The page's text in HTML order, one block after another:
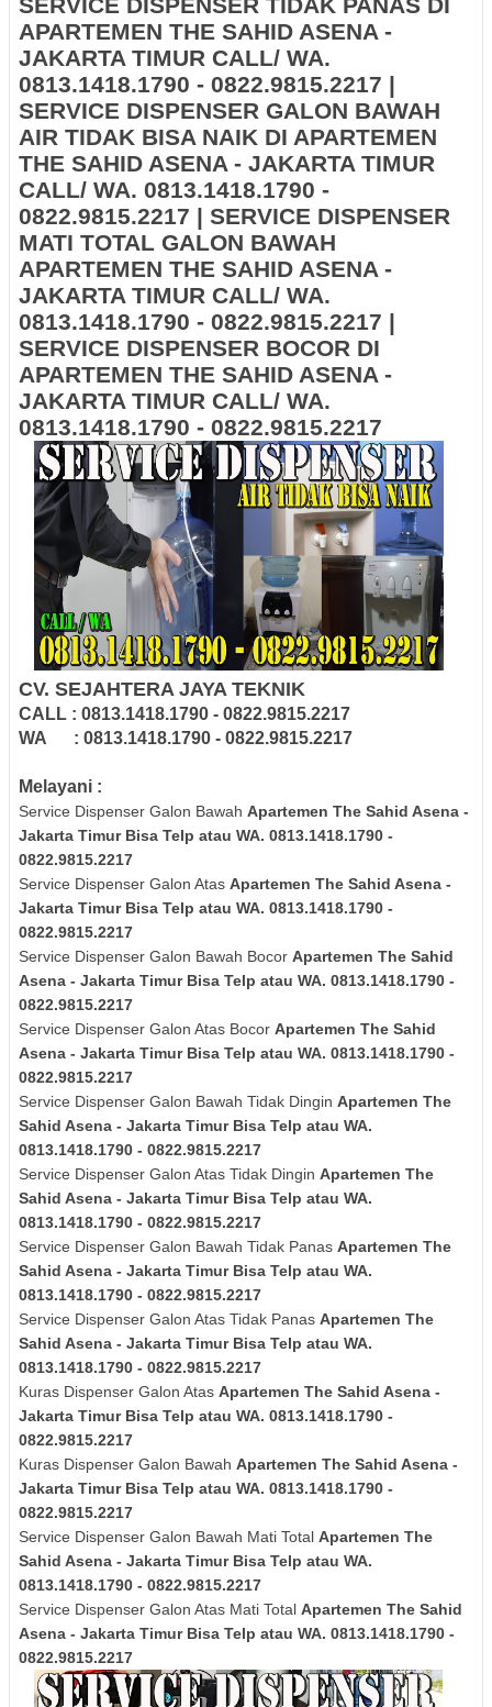
APARTEMEN THE SAHID ASENA -
JAKARTA TIMUR CALL/ WA.
0813.1418.1790 - 0822.9815.2217 |
SERVICE DISPENSER GALON BAWAH
AIR TIDAK BISA NAIK DI APARTEMEN
THE SAHID ASENA - JAKARTA TIMUR
CALL/ WA. 0813.1418.1790 -
0822.9815.2217 | SERVICE DISPENSER
MATI TOTAL GALON BAWAH
APARTEMEN THE SAHID ASENA -
JAKARTA TIMUR CALL/ WA.
0813.1418.1790 - 0822.9815.2217 |
SERVICE DISPENSER BOCOR DI
APARTEMEN THE SAHID ASENA -
JAKARTA TIMUR CALL/ WA.
0813.1418.1790 - 0822.9815.2217
CV. SEJAHTERA JAYA TEKNIK
CALL : 0813.1418.1790 - 0822.9815.2217
WA : 0813.1418.1790 - 0822.9815.2217
Melayani :
Service Dispenser Galon Bawah Apartemen The Sahid Asena -
Jakarta Timur Bisa Telp atau WA. 0813.1418.1790 -
0822.9815.2217
Service Dispenser Galon Atas Apartemen The Sahid Asena -
Jakarta Timur Bisa Telp atau WA. 0813.1418.1790 -
0822.9815.2217
Service Dispenser Galon Bawah Bocor Apartemen The Sahid
Asena - Jakarta Timur Bisa Telp atau WA. 0813.1418.1790 -
0822.9815.2217
Service Dispenser Galon Atas Bocor Apartemen The Sahid
Asena - Jakarta Timur Bisa Telp atau WA. 0813.1418.1790 -
0822.9815.2217
Service Dispenser Galon Bawah Tidak Dingin Apartemen The
Sahid Asena - Jakarta Timur Bisa Telp atau WA.
0813.1418.1790 - 0822.9815.2217
Service Dispenser Galon Atas Tidak Dingin Apartemen The
Sahid Asena - Jakarta Timur Bisa Telp atau WA.
0813.1418.1790 - 0822.9815.2217
Service Dispenser Galon Bawah Tidak Panas Apartemen The
Sahid Asena - Jakarta Timur Bisa Telp atau WA.
0813.1418.1790 - 0822.9815.2217
Service Dispenser Galon Atas Tidak Panas Apartemen The
Sahid Asena - Jakarta Timur Bisa Telp atau WA.
0813.1418.1790 - 0822.9815.2217
Kuras Dispenser Galon Atas Apartemen The Sahid Asena -
Jakarta Timur Bisa Telp atau WA. 0813.1418.1790 -
0822.9815.2217
Kuras Dispenser Galon Bawah Apartemen The Sahid Asena -
Jakarta Timur Bisa Telp atau WA. 0813.1418.1790 -
0822.9815.2217
Service Dispenser Galon Bawah Mati Total Apartemen The
Sahid Asena - Jakarta Timur Bisa Telp atau WA.
0813.1418.1790 - 0822.9815.2217
Service Dispenser Galon Atas Mati Total Apartemen The Sahid
Asena - Jakarta Timur Bisa Telp atau WA. 0813.1418.1790 -
0822.9815.2217